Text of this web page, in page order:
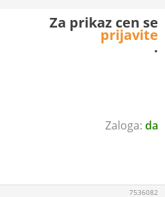
da
Za prikaz cen se
prijavite
.
7536082